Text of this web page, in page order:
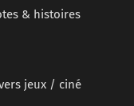
& histoires
jeux / ciné